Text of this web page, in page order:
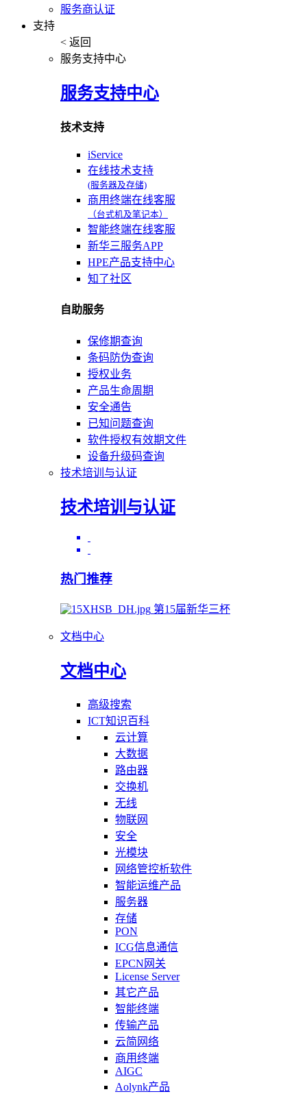
服务商认证
支持
< 返回
服务支持中心
服务支持中心
技术支持
iService
在线技术支持
(服务器及存储)
商用终端在线客服
（台式机及笔记本）
智能终端在线客服
新华三服务APP
HPE产品支持中心
知了社区
自助服务
保修期查询
条码防伪查询
授权业务
产品生命周期
安全通告
已知问题查询
软件授权有效期文件
设备升级码查询
技术培训与认证
技术培训与认证
热门推荐
第15届新华三杯
文档中心
文档中心
高级搜索
ICT知识百科
云计算
大数据
路由器
交换机
无线
物联网
安全
光模块
网络管控析软件
智能运维产品
服务器
存储
PON
ICG信息通信
EPCN网关
License Server
其它产品
智能终端
传输产品
云简网络
商用终端
AIGC
Aolynk产品